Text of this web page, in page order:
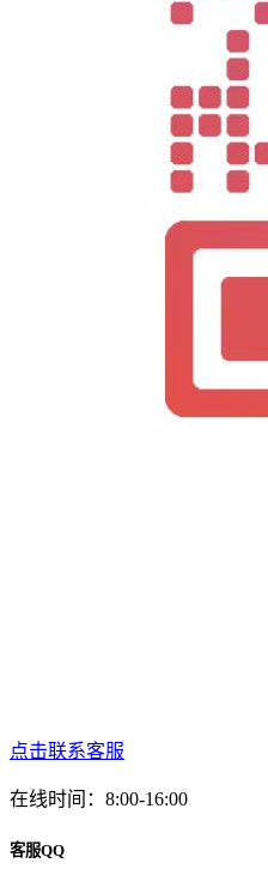
点击联系客服
在线时间：8:00-16:00
客服QQ